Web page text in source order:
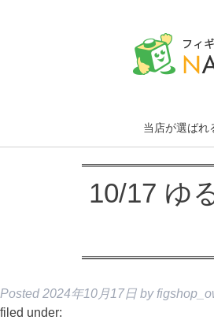
当店が選ばれ
10/17 ゆ
Posted 2024年10月17日 by
filed under: